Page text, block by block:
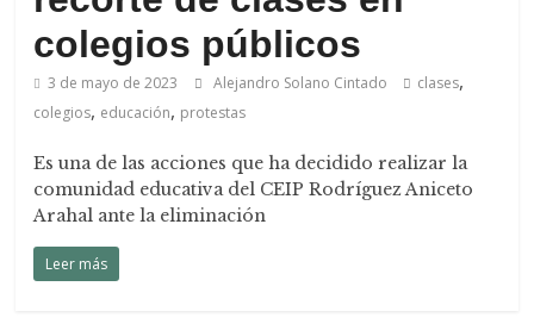
colegios públicos
3 de mayo de 2023 Alejandro Solano Cintado clases,
colegios, educación, protestas
Es una de las acciones que ha decidido realizar la
comunidad educativa del CEIP Rodríguez Aniceto
Arahal ante la eliminación
Leer más